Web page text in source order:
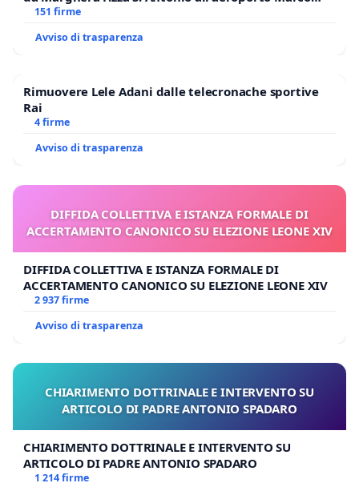
Polo tariffa a € 1,50
151 firme
Avviso di trasparenza
Rimuovere Lele Adani dalle telecronache sportive
Rai
4 firme
Avviso di trasparenza
DIFFIDA COLLETTIVA E ISTANZA FORMALE DI
ACCERTAMENTO CANONICO SU ELEZIONE LEONE XIV
DIFFIDA COLLETTIVA E ISTANZA FORMALE DI
ACCERTAMENTO CANONICO SU ELEZIONE LEONE XIV
2 937 firme
Avviso di trasparenza
CHIARIMENTO DOTTRINALE E INTERVENTO SU
ARTICOLO DI PADRE ANTONIO SPADARO
CHIARIMENTO DOTTRINALE E INTERVENTO SU
ARTICOLO DI PADRE ANTONIO SPADARO
1 214 firme